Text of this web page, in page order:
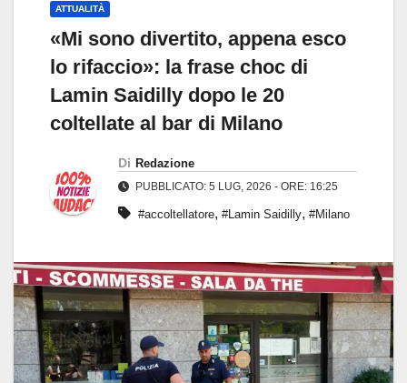
ATTUALITÀ
«Mi sono divertito, appena esco
lo rifaccio»: la frase choc di
Lamin Saidilly dopo le 20
coltellate al bar di Milano
Di Redazione
PUBBLICATO: 5 LUG, 2026 - ORE: 16:25
#accoltellatore, #Lamin Saidilly, #Milano